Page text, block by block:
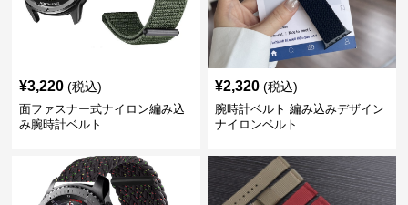
¥3,220 (税込)
面ファスナー式ナイロン編み込
み腕時計ベルト
¥2,320 (税込)
腕時計ベルト 編み込みデザイン
ナイロンベルト